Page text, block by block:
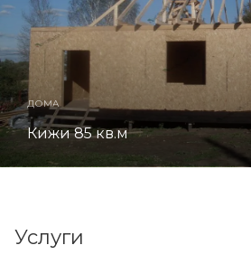
ДОМА
Кижи 85 кв.м
Услуги